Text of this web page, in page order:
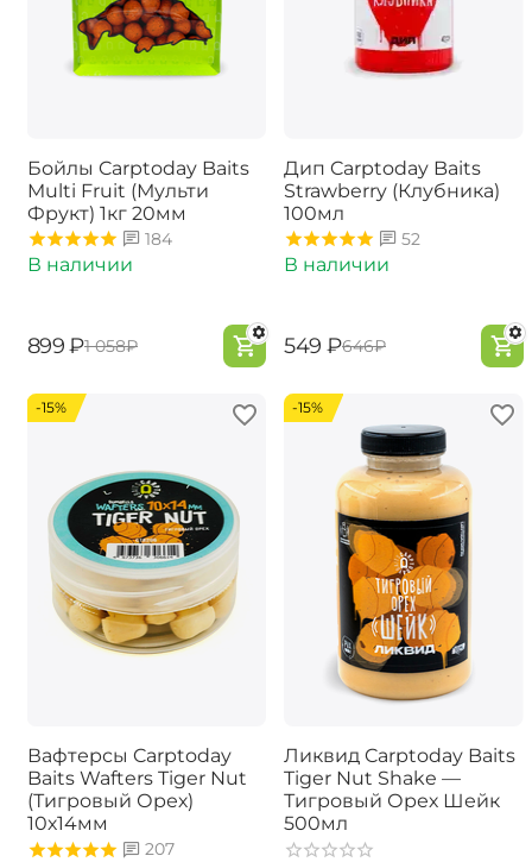
Бойлы Carptoday Baits
Multi Fruit (Мульти
Фрукт) 1кг 20мм
184
В наличии
‍899‍ ₽‍1 058‍₽
Дип Carptoday Baits
Strawberry (Клубника)
100мл
52
В наличии
‍549‍ ₽‍646‍₽
-15%
Вафтерсы Carptoday
Baits Wafters Tiger Nut
(Тигровый Орех)
10х14мм
207
-15%
Ликвид Carptoday Baits
Tiger Nut Shake —
Тигровый Орех Шейк
500мл